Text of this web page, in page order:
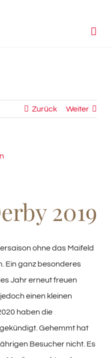
Zurück Weiter
2019
ohne das Maifeld
Ein ganz besonderes
Jahr erneut freuen
einen kleinen
haben die
Gehemmt hat
Besucher nicht. Es